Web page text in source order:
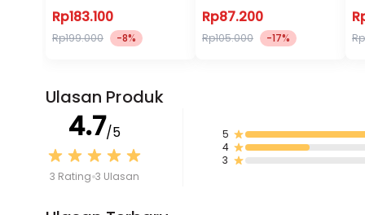
Rp183.100
Rp199.000 -8%
Rp87.200
Rp105.000 -17%
Ulasan Produk
4.7/5
3 Rating 3 Ulasan
5
4
3